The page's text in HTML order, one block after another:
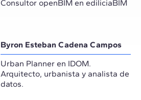
Consultor openBIM en ediliciaBIM
Byron Esteban Cadena Campos
Urban Planner en IDOM.
Arquitecto, urbanista y analista de
datos.